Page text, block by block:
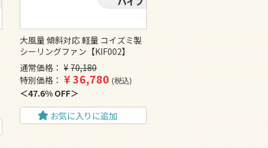
大風量 傾斜対応 軽量 コイズミ製
シーリングファン【KIF002】
通常価格
¥ 70,180
特別価格
¥36,780 税込
47.6% OFF
お気に入りに追加